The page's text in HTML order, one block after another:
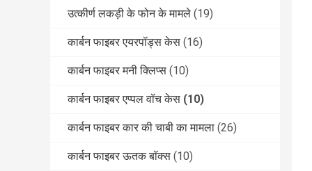
उत्कीर्ण लकड़ी के फोन के मामले (19)
कार्बन फाइबर एयरपॉड्स केस (16)
कार्बन फाइबर मनी क्लिप्स (10)
कार्बन फाइबर एप्पल वॉच केस (10)
कार्बन फाइबर कार की चाबी का मामला (26)
कार्बन फाइबर ऊतक बॉक्स (10)